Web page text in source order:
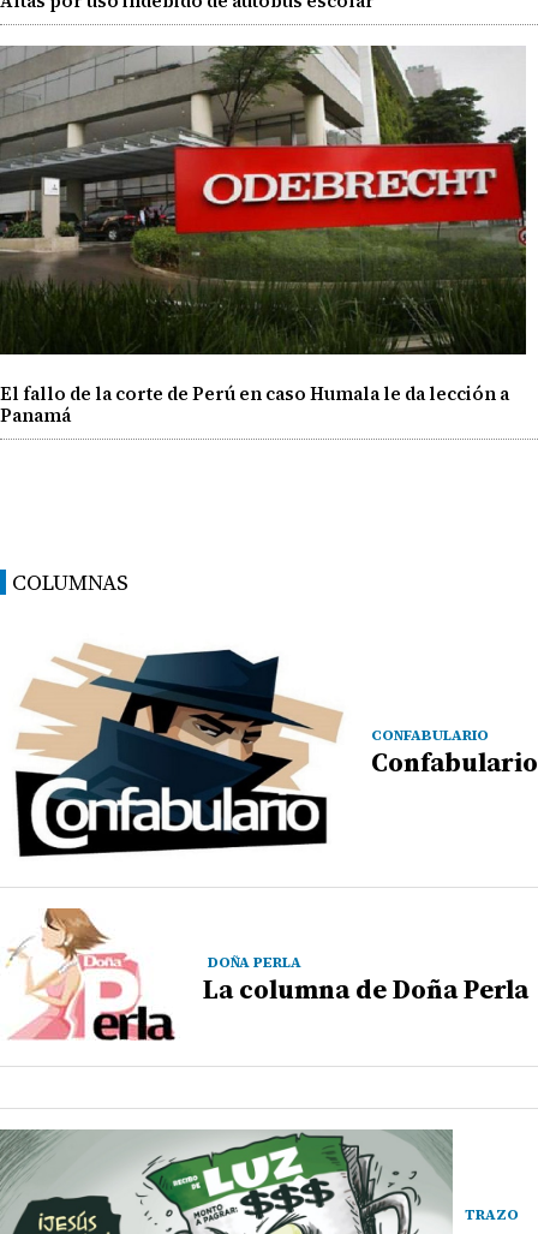
El fallo de la corte de Perú en caso Humala le da lección a
Panamá
COLUMNAS
CONFABULARIO
Confabulario
DOÑA PERLA
La columna de Doña Perla
TRAZO